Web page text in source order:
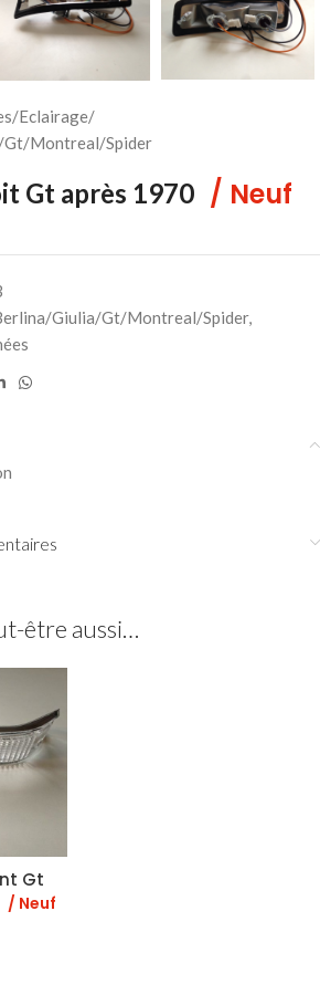
/Eclairage/
Montreal/Spider
Gt après 1970 / Neuf
Giulia/Gt/Montreal/Spider,
être aussi…
Gt
/ Neuf